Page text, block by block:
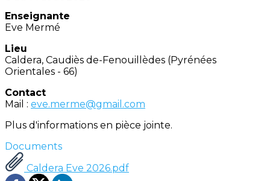
Enseignante
Eve Mermé
Lieu
Caldera, Caudiès de-Fenouillèdes (Pyrénées
Orientales - 66)
Contact
Mail : eve.merme@gmail.com
Plus d'informations en pièce jointe.
Documents
Caldera Eve 2026.pdf